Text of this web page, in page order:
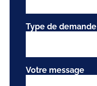
Type de demande
Votre message